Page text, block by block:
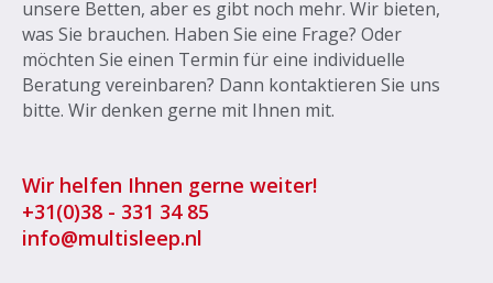
unsere Betten, aber es gibt noch mehr. Wir bieten,
was Sie brauchen. Haben Sie eine Frage? Oder
möchten Sie einen Termin für eine individuelle
Beratung vereinbaren? Dann kontaktieren Sie uns
bitte. Wir denken gerne mit Ihnen mit.
Wir helfen Ihnen gerne weiter!
+31(0)38 - 331 34 85
info@multisleep.nl